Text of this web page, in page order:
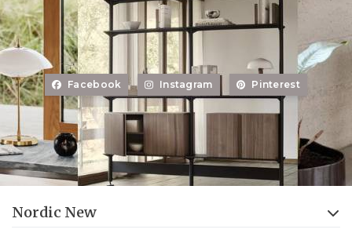
Facebook Instagram Pinterest
Nordic New